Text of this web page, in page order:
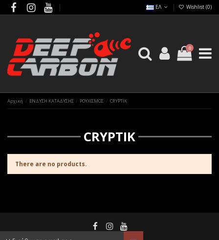
ΕΛ Wishlist (0)
0
Αρχική ΕΝΔΥΣΗ ΚΑΤΑΔΥΣΗΣ ΡΟΥΧΙΣΜΟΣ CRYPTIK
CRYPTIK
There are no products.